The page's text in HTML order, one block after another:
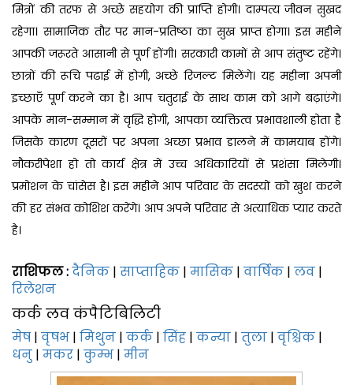
मित्रों की तरफ से अच्छे सहयोग की प्राप्ति होगी। दाम्पत्य जीवन सुखद
रहेगा। सामाजिक तौर पर मान-प्रतिष्ठा का सुख प्राप्त होगा। इस महीने
आपकी जरूरते आसानी से पूर्ण होंगी। सरकारी कामों से आप संतुष्ट रहेंगे।
छात्रों की रूचि पढाई में होगी, अच्छे रिजल्ट मिलेंगे। यह महीना अपनी
इच्छाएँ पूर्ण करने का है। आप चतुराई के साथ काम को आगे बढ़ाएंगे।
आपके मान-सम्मान में वृद्धि होगी, आपका व्यक्तित्व प्रभावशाली होता है
जिसके कारण दूसरों पर अपना अच्छा प्रभाव डालने में कामयाब होंगे।
नौकरीपेशा हो तो कार्य क्षेत्र में उच्च अधिकारियों से प्रशंसा मिलेगी।
प्रमोशन के चांसेस है। इस महीने आप परिवार के सदस्यों को खुश करने
की हर संभव कोशिश करेंगे। आप अपने परिवार से अत्याधिक प्यार करते
है।
राशिफल :दैनिक | साप्‍ताहिक | मासिक | वार्षिक | लव |
रिलेशन
कर्क लव कंपैटिबिलिटी
मेष | वृषभ| मिथुन | कर्क | सिंह | कन्या | तुला | वृश्चिक |
धनु | मकर | कुम्भ| मीन